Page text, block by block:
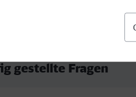
gestellte Fragen